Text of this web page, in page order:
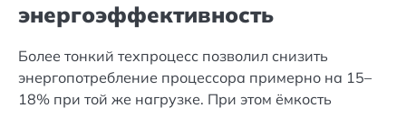
энергоэффективность
Более тонкий техпроцесс позволил снизить
энергопотребление процессора примерно на 15–
18% при той же нагрузке. При этом ёмкость